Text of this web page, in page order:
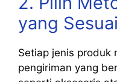
yang
Setiap jenis produk
pengiriman yang